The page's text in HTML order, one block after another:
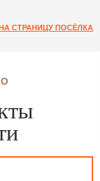
СТРАНИЦУ ПОСЁЛКА